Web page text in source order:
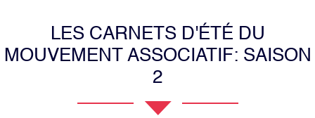
LES CARNETS D'ÉTÉ DU
MOUVEMENT ASSOCIATIF: SAISON
2